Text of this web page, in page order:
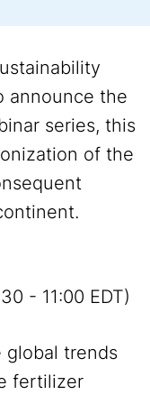
announce the
series, this
of the
- 11:00 EDT)
global trends
fertilizer